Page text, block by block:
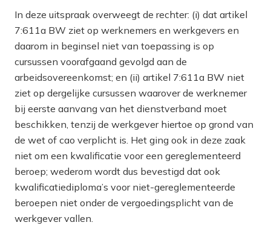
In deze uitspraak overweegt de rechter: (i) dat artikel
7:611a BW ziet op werknemers en werkgevers en
daarom in beginsel niet van toepassing is op
cursussen voorafgaand gevolgd aan de
arbeidsovereenkomst; en (ii) artikel 7:611a BW niet
ziet op dergelijke cursussen waarover de werknemer
bij eerste aanvang van het dienstverband moet
beschikken, tenzij de werkgever hiertoe op grond van
de wet of cao verplicht is. Het ging ook in deze zaak
niet om een kwalificatie voor een gereglementeerd
beroep; wederom wordt dus bevestigd dat ook
kwalificatiediploma’s voor niet-gereglementeerde
beroepen niet onder de vergoedingsplicht van de
werkgever vallen.